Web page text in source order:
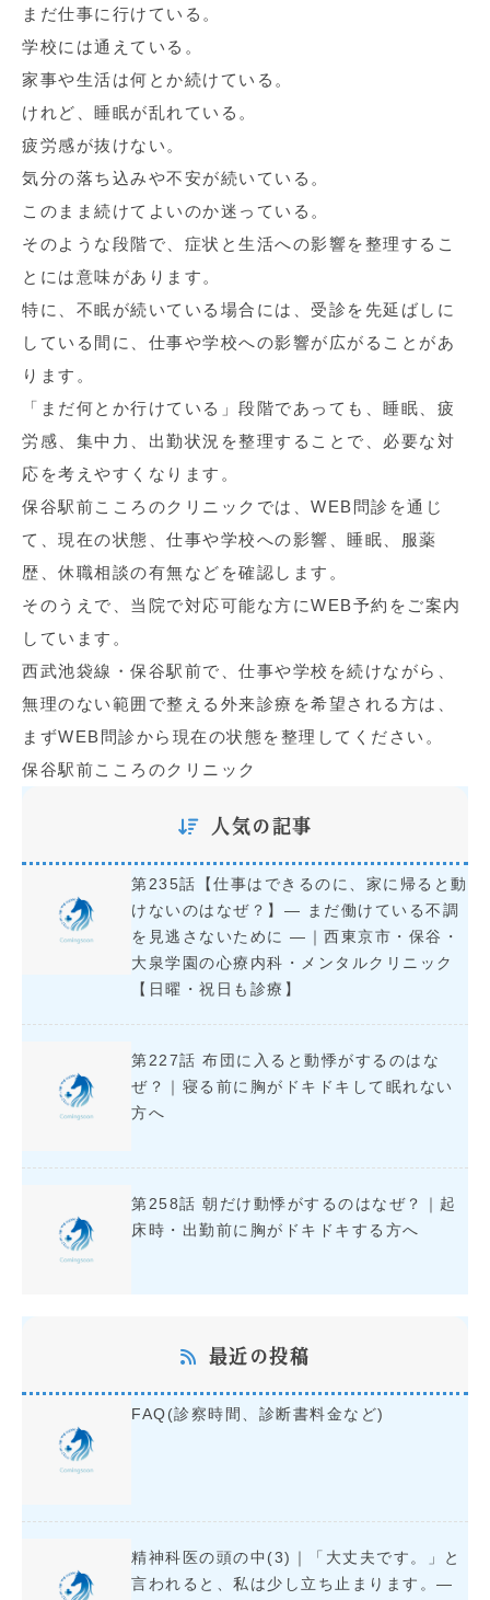
まだ仕事に行けている。
学校には通えている。
家事や生活は何とか続けている。
けれど、睡眠が乱れている。
疲労感が抜けない。
気分の落ち込みや不安が続いている。
このまま続けてよいのか迷っている。
そのような段階で、症状と生活への影響を整理するこ
とには意味があります。
特に、不眠が続いている場合には、受診を先延ばしに
している間に、仕事や学校への影響が広がることがあ
ります。
「まだ何とか行けている」段階であっても、睡眠、疲
労感、集中力、出勤状況を整理することで、必要な対
応を考えやすくなります。
保谷駅前こころのクリニックでは、WEB問診を通じ
て、現在の状態、仕事や学校への影響、睡眠、服薬
歴、休職相談の有無などを確認します。
そのうえで、当院で対応可能な方にWEB予約をご案内
しています。
西武池袋線・保谷駅前で、仕事や学校を続けながら、
無理のない範囲で整える外来診療を希望される方は、
まずWEB問診から現在の状態を整理してください。
保谷駅前こころのクリニック
人気の記事
第235話【仕事はできるのに、家に帰ると動
けないのはなぜ？】― まだ働けている不調
を見逃さないために ―｜西東京市・保谷・
大泉学園の心療内科・メンタルクリニック
【日曜・祝日も診療】
第227話 布団に入ると動悸がするのはな
ぜ？｜寝る前に胸がドキドキして眠れない
方へ
第258話 朝だけ動悸がするのはなぜ？｜起
床時・出勤前に胸がドキドキする方へ
最近の投稿
FAQ(診察時間、診断書料金など)
精神科医の頭の中(3)｜「大丈夫です。」と
言われると、私は少し立ち止まります。―